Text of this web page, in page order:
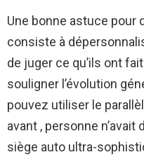
Une bonne astuce
consiste à
de juger ce qu’ils ont
souligner l’évolution
pouvez utiliser le
avant , personne n’avait
siège auto ultra-